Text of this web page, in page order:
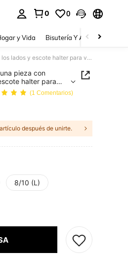
0 0
y Vida Bisutería Y Accesorios
L'Amorae Traje de baño de una pieza con estampado floral, ata a los lados y escote halter para vacaciones de mujer
pieza con
halter para
(1 Comentarios)
después de unirte.
8/10 (L)